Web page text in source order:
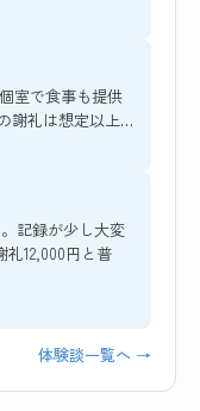
室で食事も提供
謝礼は想定以上…
記録が少し大変
12,000円と普
体験談一覧へ →